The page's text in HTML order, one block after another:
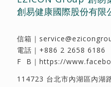
創易健康國際股份有限
信箱｜
電話｜ +886 2 2658 6186
F B｜ https://
114723 台北市內湖區內湖